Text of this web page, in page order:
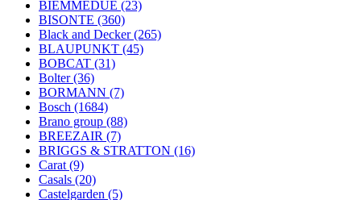
BIEMMEDUE (23)
BISONTE (360)
Black and Decker(265)
BLAUPUNKT (45)
BOBCAT (31)
Bolter(36)
BORMANN (7)
Bosch (1684)
Brano group (88)
BREEZAIR (7)
BRIGGS & STRATTON (16)
Carat (9)
Casals (20)
Castelgarden (5)